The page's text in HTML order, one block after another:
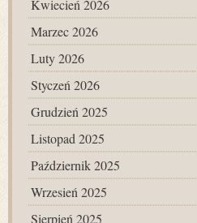
Kwiecień 2026
Marzec 2026
Luty 2026
Styczeń 2026
Grudzień 2025
Listopad 2025
Październik 2025
Wrzesień 2025
Sierpień 2025